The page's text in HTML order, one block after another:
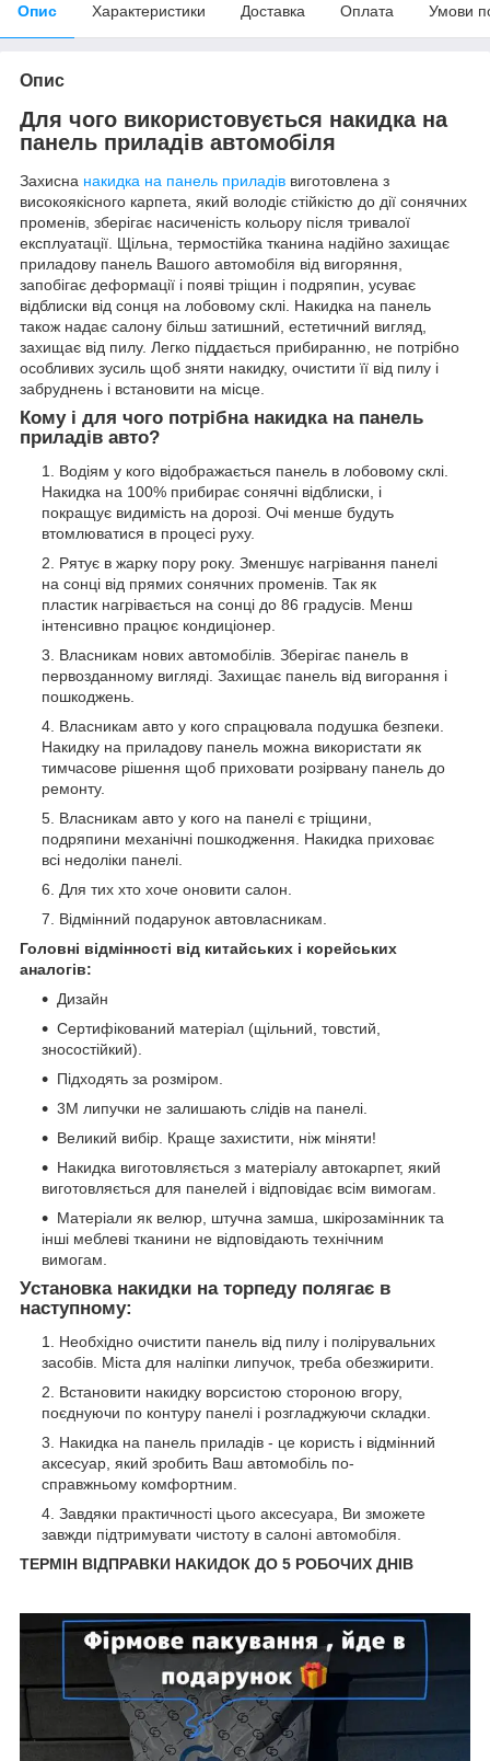
Опис Характеристики Доставка Оплата Умови
Опис
Для чого використовується накидка на
панель приладів автомобіля
Захисна накидка на панель приладів виготовлена з
високоякісного карпета, який володіє стійкістю до дії сонячних
променів, зберігає насиченість кольору після тривалої
експлуатації. Щільна, термостійка тканина надійно захищає
приладову панель Вашого автомобіля від вигоряння,
запобігає деформації і появі тріщин і подряпин, усуває
відблиски від сонця на лобовому склі. Накидка на панель
також надає салону більш затишний, естетичний вигляд,
захищає від пилу. Легко піддається прибиранню, не потрібно
особливих зусиль щоб зняти накидку, очистити її від пилу і
забруднень і встановити на місце.
Кому і для чого потрібна накидка на панель
приладів авто?
Водіям у кого відображається панель в лобовому склі.
Накидка на 100% прибирає сонячні відблиски, і
покращує видимість на дорозі. Очі менше будуть
втомлюватися в процесі руху.
Рятує в жарку пору року. Зменшує нагрівання панелі
на сонці від прямих сонячних променів. Так як
пластик нагрівається на сонці до 86 градусів. Менш
інтенсивно працює кондиціонер.
Власникам нових автомобілів. Зберігає панель в
первозданному вигляді. Захищає панель від вигорання і
пошкоджень.
Власникам авто у кого спрацювала подушка безпеки.
Накидку на приладову панель можна використати як
тимчасове рішення щоб приховати розірвану панель до
ремонту.
Власникам авто у кого на панелі є тріщини,
подряпини механічні пошкодження. Накидка приховає
всі недоліки панелі.
Для тих хто хоче оновити салон.
Відмінний подарунок автовласникам.
Головні відмінності від китайських і корейських
аналогів:
Дизайн
Сертифікований матеріал (щільний, товстий,
зносостійкий).
Підходять за розміром.
3М липучки не залишають слідів на панелі.
Великий вибір. Краще захистити, ніж міняти!
Накидка виготовляється з матеріалу автокарпет, який
виготовляється для панелей і відповідає всім вимогам.
Матеріали як велюр, штучна замша, шкірозамінник та
інші меблеві тканини не відповідають технічним
вимогам.
Установка накидки на торпеду полягає в
наступному:
Необхідно очистити панель від пилу і полірувальних
засобів. Міста для наліпки липучок, треба обезжирити.
Встановити накидку ворсистою стороною вгору,
поєднуючи по контуру панелі і розгладжуючи складки.
Накидка на панель приладів - це користь і відмінний
аксесуар, який зробить Ваш автомобіль по-
справжньому комфортним.
Завдяки практичності цього аксесуара, Ви зможете
завжди підтримувати чистоту в салоні автомобіля.
ТЕРМІН ВІДПРАВКИ НАКИДОК ДО 5 РОБОЧИХ ДНІВ